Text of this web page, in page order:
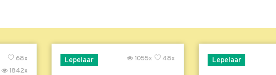
68x
1842x
Lepelaar 48x
1055x Lepelaar